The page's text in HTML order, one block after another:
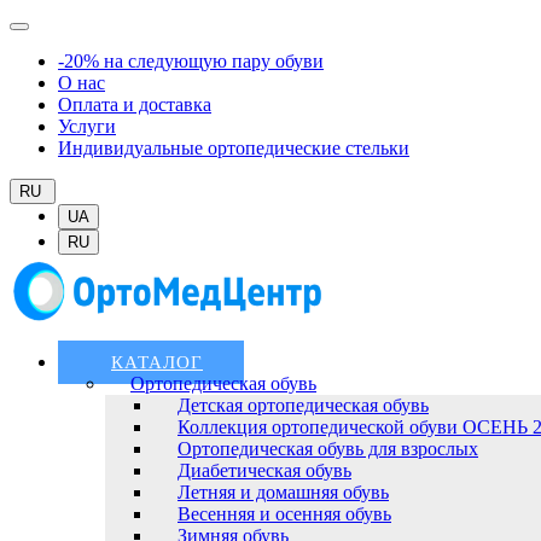
-20% на следующую пару обуви
О нас
Оплата и доставка
Услуги
Индивидуальные ортопедические стельки
RU
UA
RU
КАТАЛОГ
Ортопедическая обувь
Детская ортопедическая обувь
Коллекция ортопедической обуви ОСЕНЬ
Ортопедическая обувь для взрослых
Диабетическая обувь
Летняя и домашняя обувь
Весенняя и осенняя обувь
Зимняя обувь